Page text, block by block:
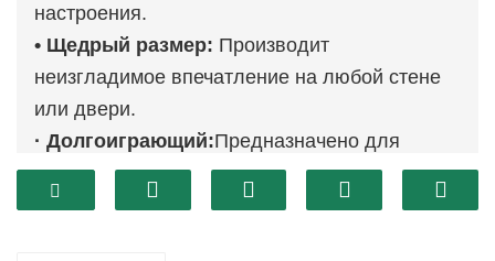
настроения.
• Щедрый размер: Производит
неизгладимое впечатление на любой стене
или двери.
· Долгоиграющий:Предназначено для
многократного использования в течение
сезона.